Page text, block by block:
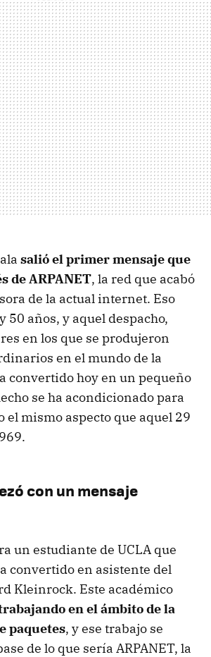
salió el primer mensaje que
de ARPANET, la red que acabó
de la actual internet. Eso
50 años, y aquel despacho,
en los que se produjeron
en el mundo de la
convertido hoy en un pequeño
se ha acondicionado para
el mismo aspecto que aquel 29
con un mensaje
un estudiante de UCLA que
convertido en asistente del
Kleinrock. Este académico
en el ámbito de la
paquetes, y ese trabajo se
de lo que sería ARPANET, la